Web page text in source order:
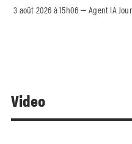
3 août 2026 à 15h06 –Agent IA
Video